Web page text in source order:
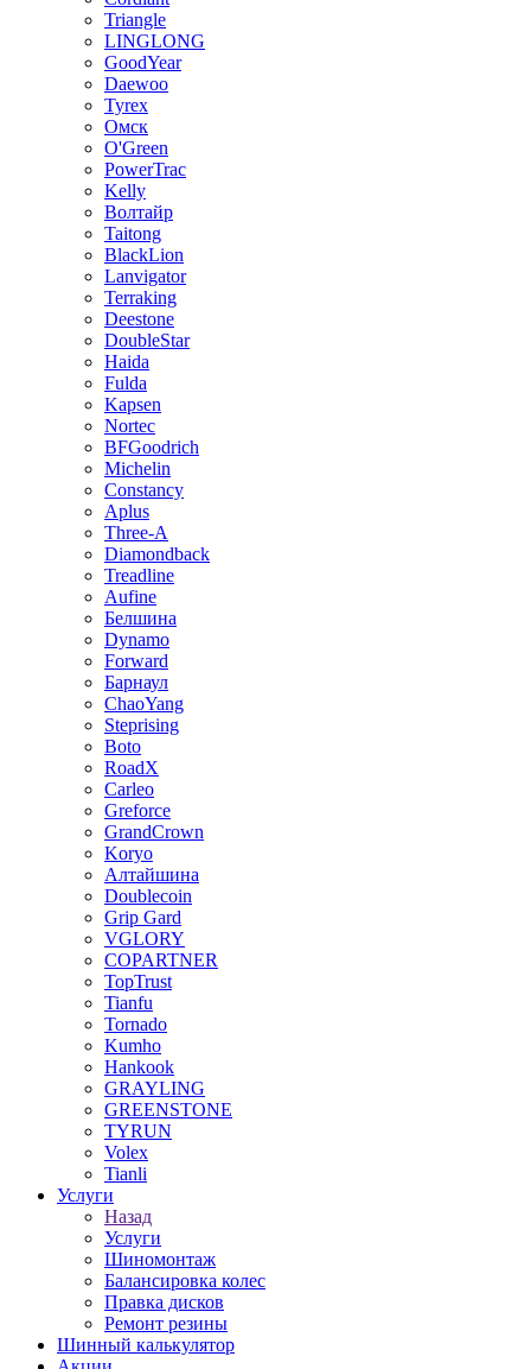
Triangle
LINGLONG
GoodYear
Daewoo
Tyrex
Омск
O'Green
PowerTrac
Kelly
Волтайр
Taitong
BlackLion
Lanvigator
Terraking
Deestone
DoubleStar
Haida
Fulda
Kapsen
Nortec
BFGoodrich
Michelin
Constancy
Aplus
Three-A
Diamondback
Treadline
Aufine
Белшина
Dynamo
Forward
Барнаул
ChaoYang
Steprising
Boto
RoadX
Carleo
Greforce
GrandCrown
Koryo
Алтайшина
Doublecoin
Grip Gard
VGLORY
COPARTNER
TopTrust
Tianfu
Tornado
Kumho
Hankook
GRAYLING
GREENSTONE
TYRUN
Volex
Tianli
Услуги
Назад
Услуги
Шиномонтаж
Балансировка колес
Правка дисков
Ремонт резины
Шинный калькулятор